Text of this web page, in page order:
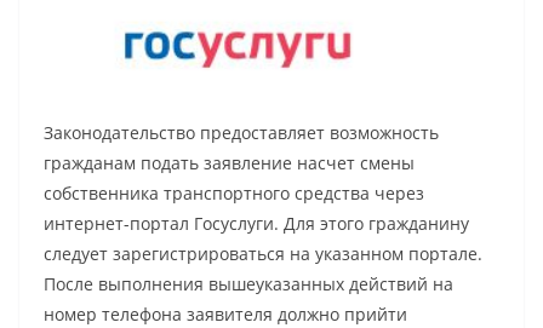
Законодательство предоставляет возможность
гражданам подать заявление насчет смены
собственника транспортного средства через
интернет-портал Госуслуги. Для этого гражданину
следует зарегистрироваться на указанном портале.
После выполнения вышеуказанных действий на
номер телефона заявителя должно прийти